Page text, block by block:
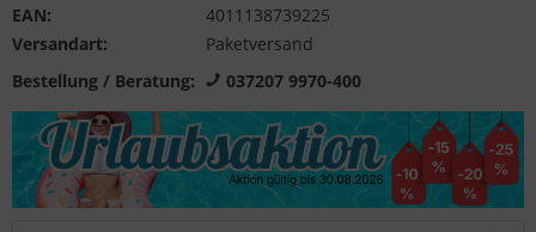
EAN:
4011138739225
Versandart:
Paketversand
Bestellung / Beratung:
037207 9970-400